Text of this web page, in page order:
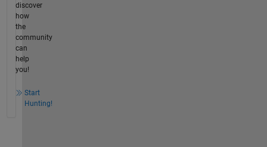
discover
how
the
community
can
help
you!
Start
Hunting!